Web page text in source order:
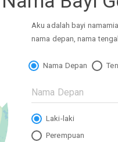
Aku adalah bayi
nama depan, nama
Nama Depan
Laki-laki
Perempuan